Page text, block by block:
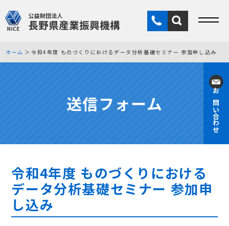
お問い合わせ
ホーム 令和4年度 ものづくりにおけるデータ分析基礎セミナー 参加申し込み
送信フォーム
令和4年度 ものづくりにおける
データ分析基礎セミナー 参加申
し込み